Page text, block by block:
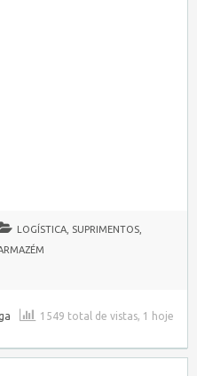
LOGÍSTICA, SUPRIMENTOS,
1549 total de vistas, 1 hoje